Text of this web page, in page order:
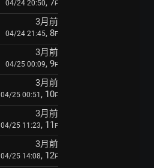
04/24 20:50 F
3月前
04/24 21:45, 8F
3月前
04/25 00:09, 9F
3月前
04/25 00:51 , 10F
3月前
04/25 11:23, 11 F
3月前
04/25 14:08, 12F